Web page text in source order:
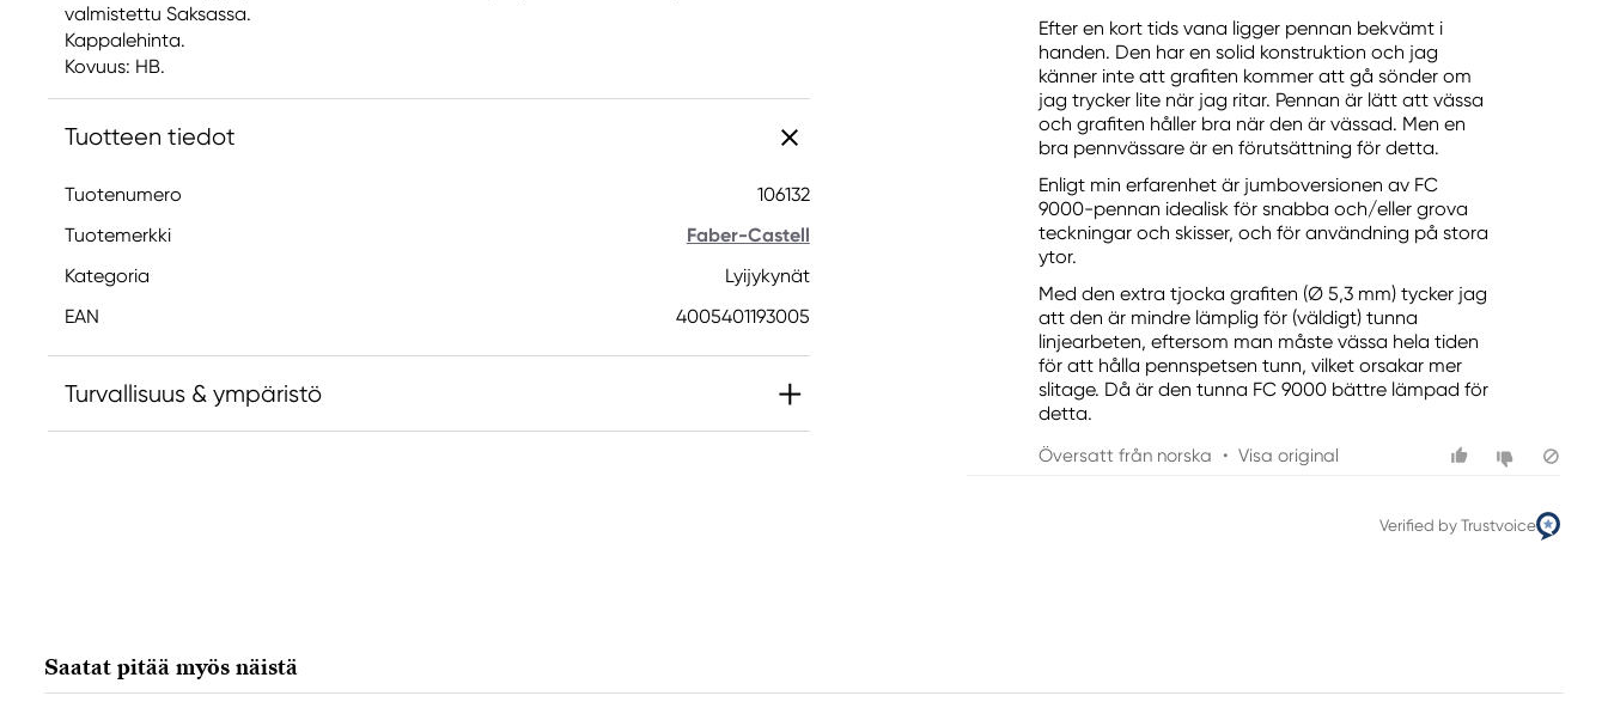
valmistettu Saksassa.
Kappalehinta.
Kovuus: HB.
Tuotteen tiedot
Tuotenumero
106132
Tuotemerkki
Faber-Castell
Kategoria
Lyijykynät
EAN
4005401193005
Turvallisuus & ympäristö
Efter en kort tids vana ligger pennan bekvämt i
handen. Den har en solid konstruktion och jag
känner inte att grafiten kommer att gå sönder om
jag trycker lite när jag ritar. Pennan är lätt att vässa
och grafiten håller bra när den är vässad. Men en
bra pennvässare är en förutsättning för detta.
Enligt min erfarenhet är jumboversionen av FC
9000-pennan idealisk för snabba och/eller grova
teckningar och skisser, och för användning på stora
ytor.
Med den extra tjocka grafiten (Ø 5,3 mm) tycker jag
att den är mindre lämplig för (väldigt) tunna
linjearbeten, eftersom man måste vässa hela tiden
för att hålla pennspetsen tunn, vilket orsakar mer
slitage. Då är den tunna FC 9000 bättre lämpad för
detta.
Översatt från norska • Visa original
Verified by Trustvoice
Saatat pitää myös näistä